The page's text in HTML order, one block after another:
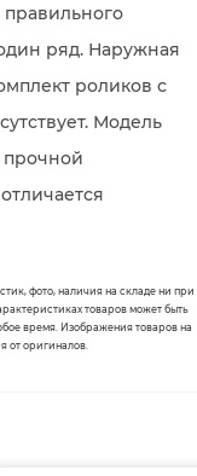
ряд. Наружная
роликов с
Модель
прочной
фото, наличия на складе ни при
товаров может быть
время. Изображения товаров на
от оригиналов.